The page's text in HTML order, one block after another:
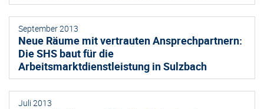
September 2013
Neue Räume mit vertrauten Ansprechpartnern:
Die SHS baut für die
Arbeitsmarktdienstleistung in Sulzbach
Juli 2013